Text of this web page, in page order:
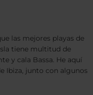
las mejores playas de
tiene multitud de
y cala Bassa. He aquí
Ibiza, junto con algunos